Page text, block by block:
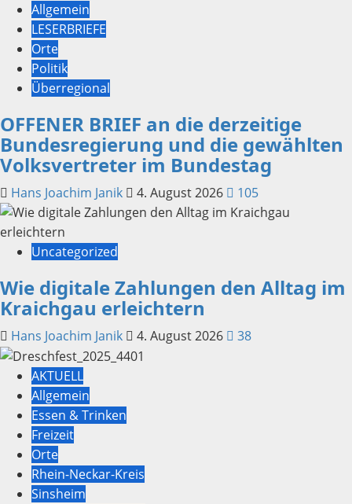
Allgemein
LESERBRIEFE
Orte
Politik
Überregional
OFFENER BRIEF an die derzeitige
Bundesregierung und die gewählten
Volksvertreter im Bundestag
Hans Joachim Janik 4. August 2026 105
Uncategorized
Wie digitale Zahlungen den Alltag im
Kraichgau erleichtern
Hans Joachim Janik 4. August 2026 38
AKTUELL
Allgemein
Essen & Trinken
Freizeit
Orte
Rhein-Neckar-Kreis
Sinsheim